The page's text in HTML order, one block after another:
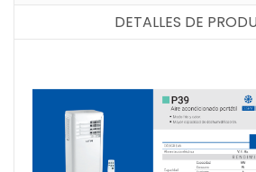
DETALLES DE